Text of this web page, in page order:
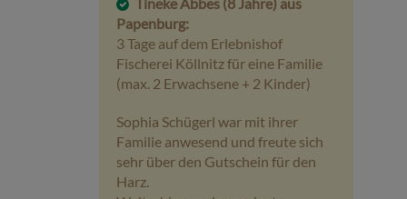
Papenburg:
3 Tage auf dem Erlebnishof
Fischerei Köllnitz für eine Familie
(max. 2 Erwachsene + 2 Kinder)
Sophia Schügerl war mit ihrer
Familie anwesend und freute sich
sehr über den Gutschein für den
Harz.